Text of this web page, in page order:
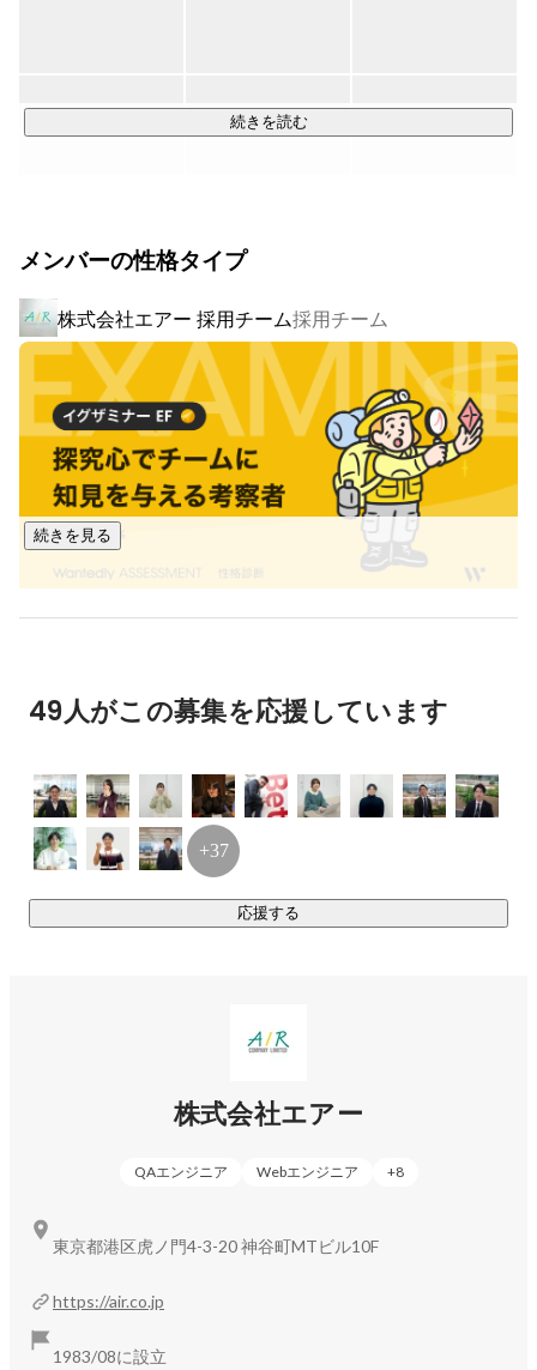
開している独立系IT企業です。
■自社プロダクト「WISE」シリーズで市場をリード
情報漏えいや誤送信リスクを防ぐ自社ソリューション「WISE
Audit」は、すでに1,300社以上・340万ユーザーに導入され
ており、国内トップクラスのシェアを誇ります。
■最先端技術で、DXを支援
「Qlik Talend」、「QueryPie AIP」のような海外ツールを活
用したデータ基盤構築や、AIを用いた伴走型開発にも注力。
最新技術を駆使して、企業のDX推進を実現します。
続きを読む
メンバーの性格タイプ
株式会社エアー 採用チーム採用チーム
続きを見る
49人がこの募集を応援しています
応援する
+37
株式会社エアー
QAエンジニア Webエンジニア +8
https://air.co.jp
1983/08に設立
東京都港区虎ノ門4-3-20 神谷町MTビル10F